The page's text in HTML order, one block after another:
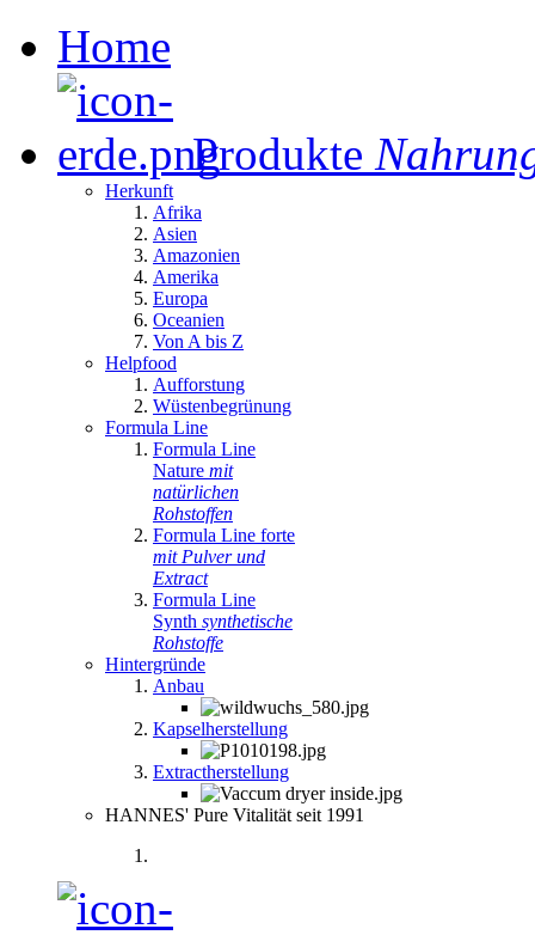
Home
Produkte
Herkunft
Afrika
Asien
Amazonien
Amerika
Europa
Oceanien
Von A bis Z
Helpfood
Aufforstung
Wüstenbegrünung
Formula Line
Formula Line
Nature mit
natürlichen
Rohstoffen
Formula Line forte
mit Pulver und
Extract
Formula Line
Synth synthetische
Rohstoffe
Hintergründe
Anbau
Kapselherstellung
Extractherstellung
HANNES' Pure Vitalität seit 1991